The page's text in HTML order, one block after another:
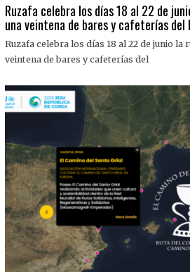
J
U
I
O
0
2
5
Ruzafa celebra los días 18 al 22 de
una veintena de bares y cafeterías del
Ruzafa celebra los días 18 al 22 de junio la
veintena de bares y cafeterías del